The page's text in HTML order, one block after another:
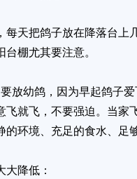
把鸽子放在降落台上
棚尤其要注意。
幼鸽，因为早起鸽子爱
飞就飞，不要强迫。当
环境、充足的食水、足
降低：